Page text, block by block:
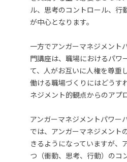
ル、思考のコントロール、行
が中心となります。
一方でアンガーマネジメント
門講座は、職場におけるパワ
て、人がお互いに人権を尊重
働ける職場づくりにはどうす
ネジメント的観点からのアプ
アンガーマネジメントパワー
では、アンガーマネジメント
きるようになっていますが、
つ（衝動、思考、行動）のコ